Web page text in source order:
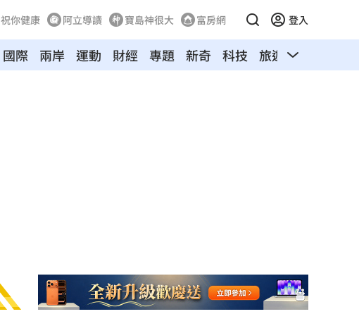
祝你健康 阿立導讀 寶島神很大 富房網 登入
國際 兩岸 運動 財經 專題 新奇 科技 旅遊 汽車